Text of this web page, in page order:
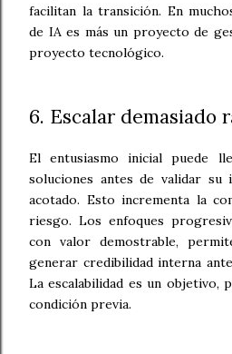
facilitan la transición. En
de IA es más un proyecto de
proyecto tecnológico.
6. Escalar demasiado
El entusiasmo inicial puede
soluciones antes de validar su
acotado. Esto incrementa la
riesgo. Los enfoques
con valor demostrable,
generar credibilidad interna
La escalabilidad es un objetivo,
condición previa.